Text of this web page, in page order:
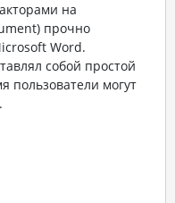
на
прочно
Word.
собой простой
пользователи могут